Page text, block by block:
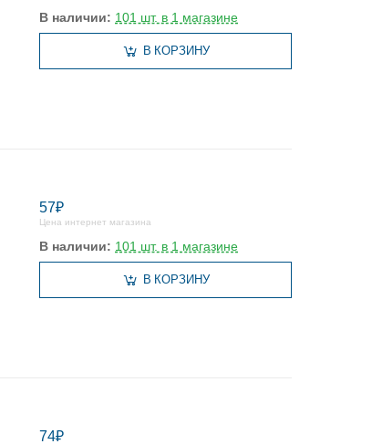
В наличии: 101 шт. в 1 магазине
В КОРЗИНУ
57₽
Цена интернет магазина
В наличии: 101 шт. в 1 магазине
В КОРЗИНУ
74₽